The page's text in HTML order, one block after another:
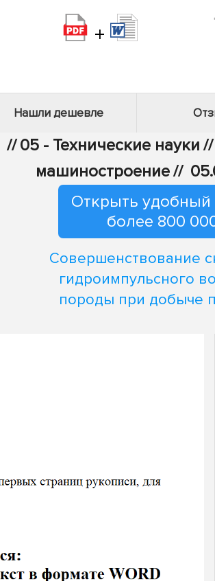
+
Нашли дешевле
// 05 - Технические науки //
машиностроение//
Открыть удобный
более 800
Совершенствование
гидроимпульсного
породы при добыче